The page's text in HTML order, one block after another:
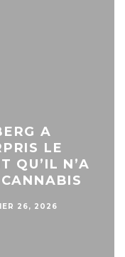
A
LE
QU’IL N’A
26, 2026